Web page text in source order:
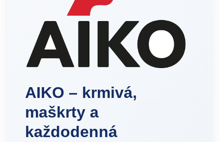
AIKO – krmivá,
maškrty a
každodenná